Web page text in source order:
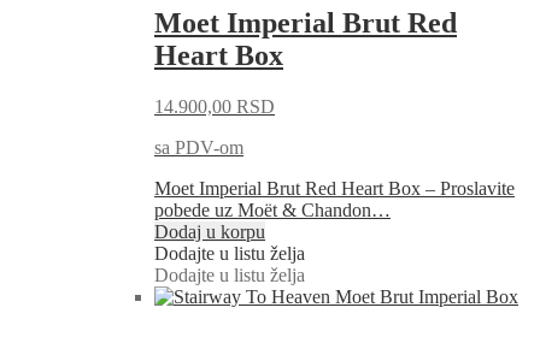
Moet Imperial Brut Red
Heart Box
14.900,00 RSD
sa PDV-om
Moet Imperial Brut Red Heart Box – Proslavite
pobede uz Moët & Chandon…
Dodaj u korpu
Dodajte u listu želja
Dodajte u listu želja